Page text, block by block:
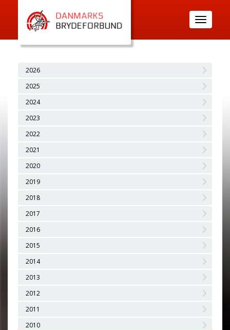
Toggle
navigation
2026
2025
2024
2023
2022
2021
2020
2019
2018
2017
2016
2015
2014
2013
2012
2011
2010